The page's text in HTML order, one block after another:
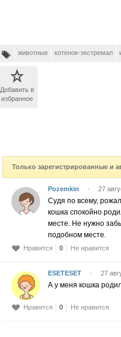
животные котенок-экстремал
Добавить в
избранное
Только зарегистрированные и
Pozemkin • 27
Судя по всему,
кошка спокойно
месте. Не нужно
подобном месте.
Нравится 0 Не нравится
ESETESET • 27
А у меня кошка
Нравится 0 Не нравится